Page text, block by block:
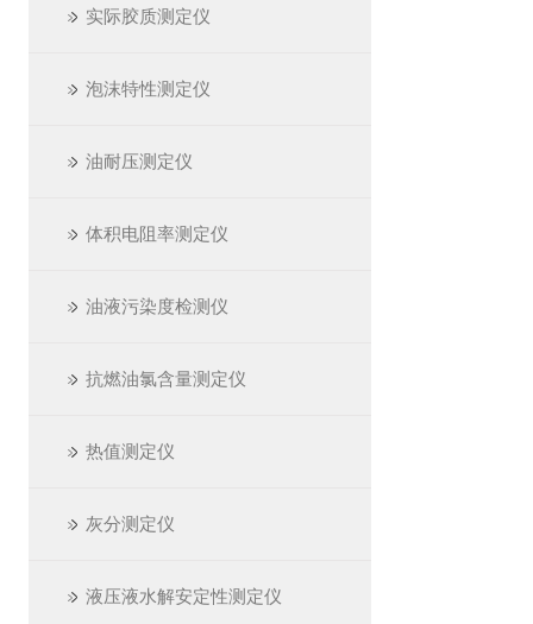
实际胶质测定仪
泡沫特性测定仪
油耐压测定仪
体积电阻率测定仪
油液污染度检测仪
抗燃油氯含量测定仪
热值测定仪
灰分测定仪
液压液水解安定性测定仪